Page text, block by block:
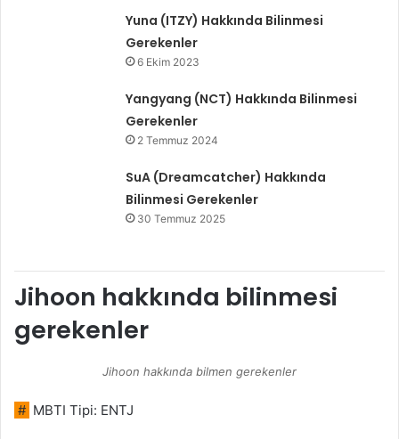
Yuna (ITZY) Hakkında Bilinmesi
Gerekenler
6 Ekim 2023
Yangyang (NCT) Hakkında Bilinmesi
Gerekenler
2 Temmuz 2024
SuA (Dreamcatcher) Hakkında
Bilinmesi Gerekenler
30 Temmuz 2025
Jihoon hakkında bilinmesi
gerekenler
Jihoon hakkında bilmen gerekenler
# MBTI Tipi: ENTJ